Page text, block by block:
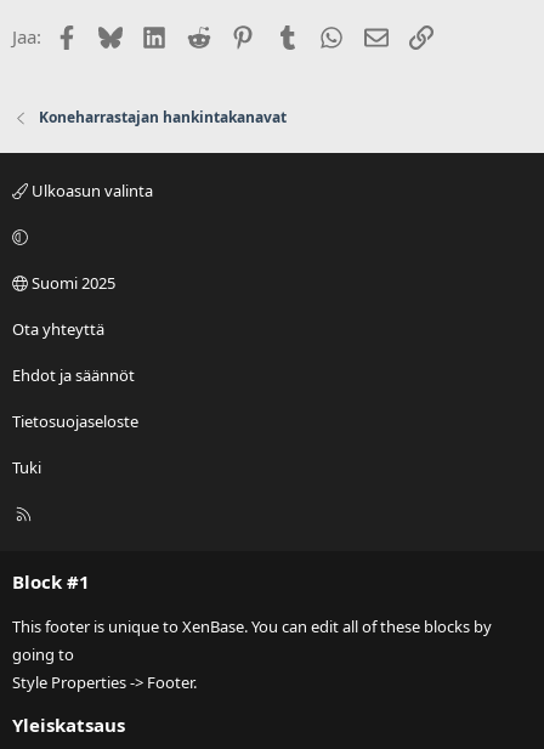
Jaa: Facebook
BlueskyLinkedIn
Reddit PinterestTumblr WhatsApp
Sähköposti
Linkki
Koneharrastajan hankintakanavat
Ulkoasun valinta
Suomi 2025
Ota yhteyttä
Ehdot ja säännöt
Tietosuojaseloste
Tuki
R
Block #1
This footer is unique to XenBase. You can edit all of these blocks by
going to
Style Properties -> Footer.
Yleiskatsaus